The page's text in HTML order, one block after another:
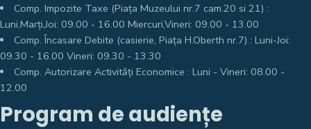
Comp. Impozite Taxe (Piața Muzeului nr.7 cam.20 si 21) :
Luni,Marți,Joi: 09.00 - 16.00 Miercuri,Vineri: 09.00 - 13.00
Comp. Încasare Debite (casierie, Piața H.Oberth nr.7) : Luni-Joi:
09.30 - 16.00 Vineri: 09.30 - 13.30
Comp. Autorizare Activități Economice : Luni - Vineri: 08.00 -
12.00
Program de audiențe